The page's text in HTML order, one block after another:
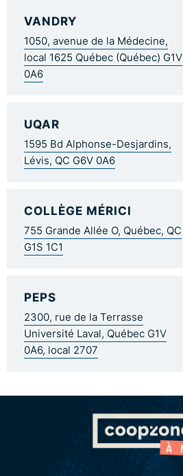
VANDRY
1050, avenue de la Médecine,
local 1625 Québec (Québec) G1V
0A6
UQAR
1595 Bd Alphonse-Desjardins,
Lévis, QC G6V 0A6
COLLÈGE MÉRICI
755 Grande Allée O, Québec, QC
G1S 1C1
PEPS
2300, rue de la Terrasse
Université Laval, Québec G1V
0A6, local 2707